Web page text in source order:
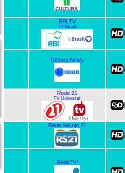
RBI TV
TV Brasil
Record News
Rede 21
TV Universal
Rede Século 21
RedeTV!